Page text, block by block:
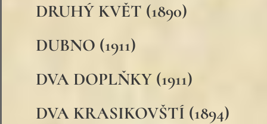
DRUHÝ KVĚT (1890)
DUBNO (1911)
DVA DOPLŇKY (1911)
DVA KRASIKOVŠTÍ (1894)